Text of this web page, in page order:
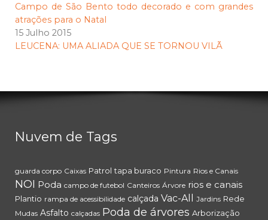
Campo de São Bento todo decorado e com grandes
atrações para o Natal
15 Julho 2015
LEUCENA: UMA ALIADA QUE SE TORNOU VILÃ
Nuvem de Tags
guarda corpo Caixas Patrol tapa buraco Pintura Rios e Canais
NOI Poda campo de futebol Canteiros Árvore rios e canais
Plantio rampa de acessibilidade calçada Vac-All Jardins Rede
Mudas Asfalto calçadas Poda de árvores Arborização